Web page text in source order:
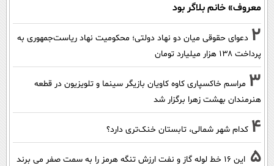
معروف» خانم بلاگر بود
2 دعوای حقوقی میان دو نهاد دولتی؛ محکومیت نهاد ریاست‌جمهوری به
پرداخت ۱۳۸ هزار میلیارد تومان
3 مراسم خاکسپاری کاوه کاویان بازیگر سینما و تلویزیون در قطعه
هنرمندان بهشت زهرا برگزار شد
4 کدام شهر شمالی، تابستان خنک‌تری دارد؟
5 این 16 خط لوله گاز و نفت ارزش تنگه هرمز را به سمت صفر می برند